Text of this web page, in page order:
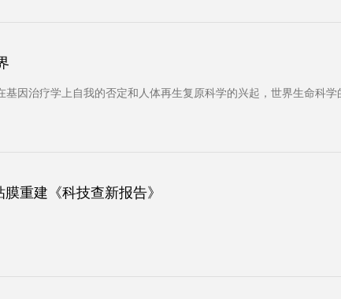
基因治疗学上自我的否定和人体再生复原科学的兴起，世界生命科
重建《科技查新报告》